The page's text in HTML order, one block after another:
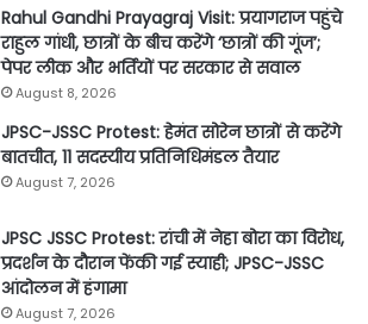
Rahul Gandhi Prayagraj Visit: प्रयागराज पहुंचे
राहुल गांधी, छात्रों के बीच करेंगे ‘छात्रों की गूंज’;
पेपर लीक और भर्तियों पर सरकार से सवाल
August 8, 2026
JPSC-JSSC Protest: हेमंत सोरेन छात्रों से करेंगे
बातचीत, 11 सदस्यीय प्रतिनिधिमंडल तैयार
August 7, 2026
JPSC JSSC Protest: रांची में नेहा बोरा का विरोध,
प्रदर्शन के दौरान फेंकी गई स्याही; JPSC-JSSC
आंदोलन में हंगामा
August 7, 2026